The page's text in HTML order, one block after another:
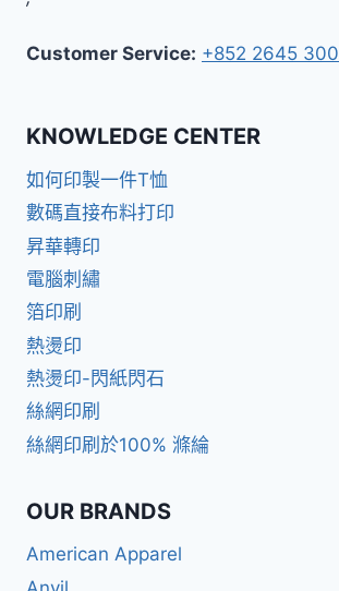
Customer Service: +852 2645
KNOWLEDGE CENTER
如何印製一件T恤
數碼直接布料打印
昇華轉印
電腦刺繡
箔印刷
熱燙印
熱燙印-閃紙閃石
絲網印刷
絲網印刷於100% 滌綸
OUR BRANDS
American Apparel